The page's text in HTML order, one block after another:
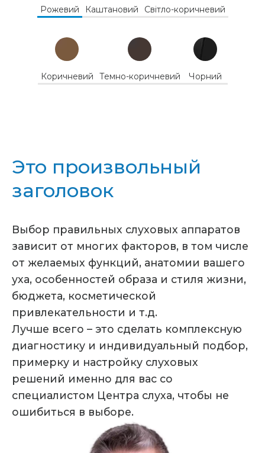
Рожевий Каштановий Світло-коричневий
Коричневий Темно-коричневий Чорний
Это произвольный
заголовок
Выбор правильных слуховых аппаратов
зависит от многих факторов, в том числе
от желаемых функций, анатомии вашего
уха, особенностей образа и стиля жизни,
бюджета, косметической
привлекательности и т.д.
Лучше всего – это сделать комплексную
диагностику и индивидуальный подбор,
примерку и настройку слуховых
решений именно для вас со
специалистом Центра слуха, чтобы не
ошибиться в выборе.